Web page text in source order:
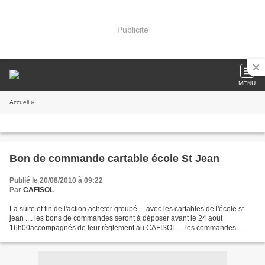
Publicité
MENU
Accueil »
Bon de commande cartable école St Jean
Publié le 20/08/2010 à 09:22
Par CAFISOL
La suite et fin de l'action acheter groupé ... avec les cartables de l'école st
jean .... les bons de commandes seront à déposer avant le 24 aout
16h00accompagnés de leur règlement au CAFISOL ... les commandes